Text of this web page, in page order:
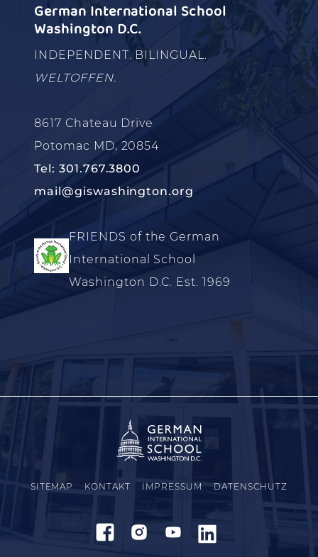
German International School
Washington D.C.
INDEPENDENT. BILINGUAL.
WELTOFFEN.
8617 Chateau Drive
Potomac MD, 20854
Tel: 301.767.3800
mail@giswashington.org
FRIENDS of the German
International School
Washington D.C. Est. 1969
SITEMAP KONTAKT IMPRESSUM DATENSCHUTZ